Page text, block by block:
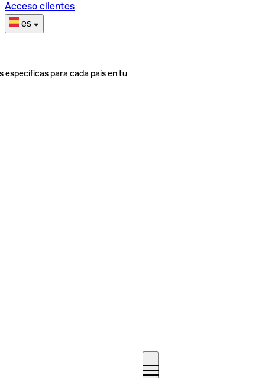
Acceso clientes
es
específicas para cada país en tu